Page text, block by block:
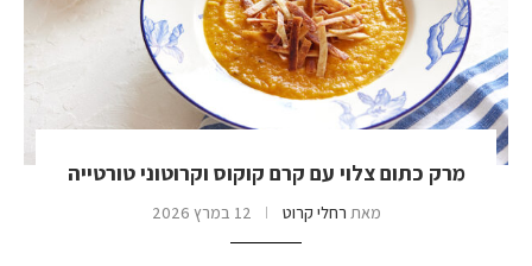
מרק כתום צלוי עם קרם קוקוס וקרוטוני טורטייה
מאת רחלי קרוט 12 במרץ 2026